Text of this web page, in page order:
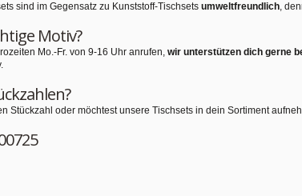
sind im Gegensatz zu Kunststoff-Tischsets umweltfreundlich,
Motiv?
Mo.-Fr. von 9-16 Uhr anrufen, wir unterstützen dich gerne
Stückzahl oder möchtest unsere Tischsets in dein Sortiment